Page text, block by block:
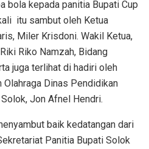
bola kepada panitia Bupati Cup
itu sambut oleh Ketua
Miler Krisdoni. Wakil Ketua,
Riko Namzah, Bidang
juga terlihat di hadiri oleh
Olahraga Dinas Pendidikan
Jon Afnel Hendri.
baik kedatangan dari
Panitia Bupati Solok